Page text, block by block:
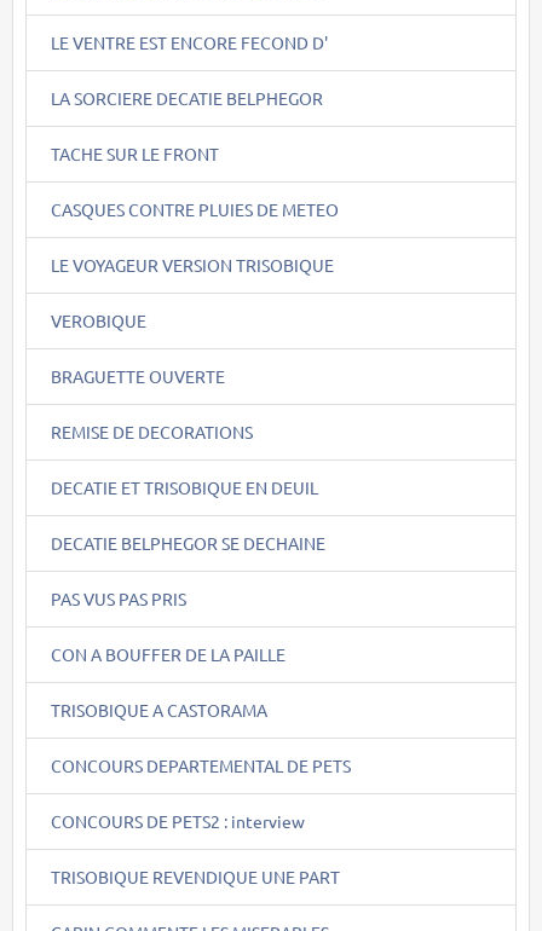
LE VENTRE EST ENCORE FECOND D'
LA SORCIERE DECATIE BELPHEGOR
TACHE SUR LE FRONT
CASQUES CONTRE PLUIES DE METEO
LE VOYAGEUR VERSION TRISOBIQUE
VEROBIQUE
BRAGUETTE OUVERTE
REMISE DE DECORATIONS
DECATIE ET TRISOBIQUE EN DEUIL
DECATIE BELPHEGOR SE DECHAINE
PAS VUS PAS PRIS
CON A BOUFFER DE LA PAILLE
TRISOBIQUE A CASTORAMA
CONCOURS DEPARTEMENTAL DE PETS
CONCOURS DE PETS2 : interview
TRISOBIQUE REVENDIQUE UNE PART